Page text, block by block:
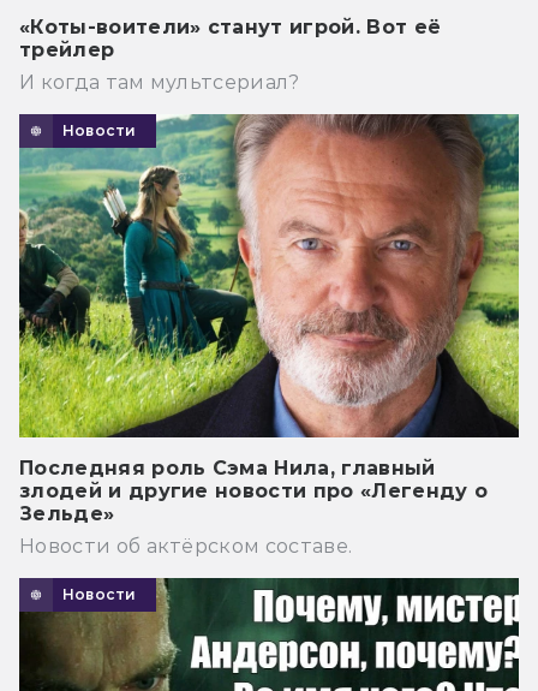
«Коты-воители» станут игрой. Вот её
трейлер
И когда там мультсериал?
Новости
Последняя роль Сэма Нила, главный
злодей и другие новости про «Легенду о
Зельде»
Новости об актёрском составе.
Новости